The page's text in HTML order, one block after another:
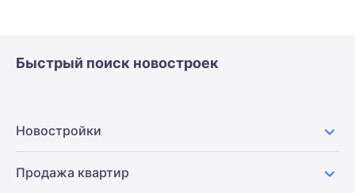
Быстрый поиск новостроек
Новостройки
Продажа квартир